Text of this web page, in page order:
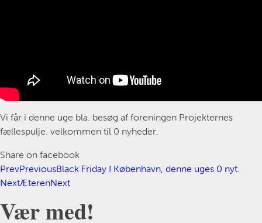
Vi får i denne uge bla. besøg af foreningen Projekternes
fællespulje. velkommen til 0 nyheder.
Share on facebook
PrevPreviousBlack Friday I København, denne uges 0 nyt.
NextÆterenNext
Vær med!